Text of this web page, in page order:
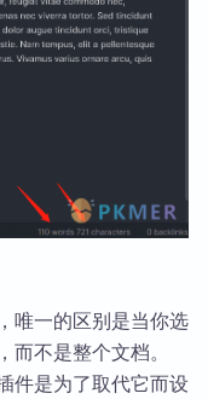
唯一的区别是当你选
不是整个文档。
件是为了取代它而设